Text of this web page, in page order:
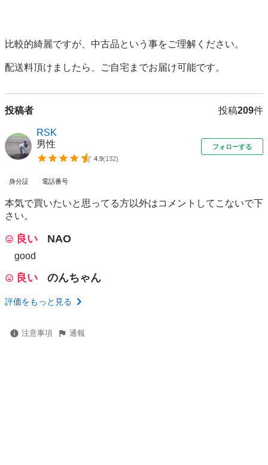
比較的綺麗ですが、中古品という事をご理解ください。
配送料頂けましたら、ご自宅までお届け可能です。
投稿者 投稿209件
RSK
男性
4.9(132)
フォローする
身分証 電話番号
本気で買いたいと思ってる方以外はコメントしてこないで下
さい。
良い NAO
good
良い のんちゃん
評価をもっと見る
注意事項 通報